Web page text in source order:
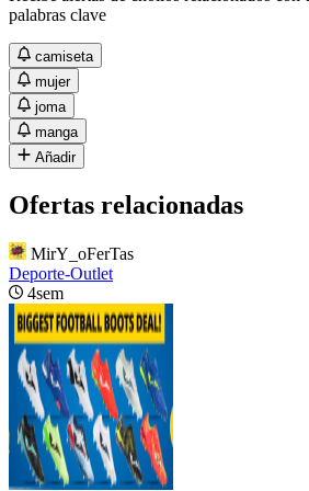
palabras clave
camiseta
mujer
joma
manga
Añadir
Ofertas relacionadas
MirY_oFerTas
Deporte-Outlet
4sem